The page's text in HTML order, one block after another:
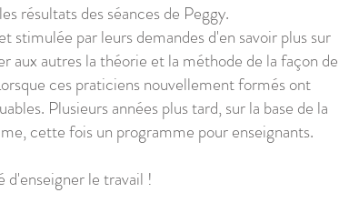
résultats des séances de Peggy.
stimulée par leurs demandes d'en savoir plus sur
aux autres la théorie et la méthode de la façon de
ces praticiens nouvellement formés ont
Plusieurs années plus tard, sur la base de la
cette fois un programme pour enseignants.
d'enseigner le travail !